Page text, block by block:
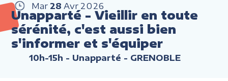
Mar 28 Avr 2026
Unapparté - Vieillir en toute
sérénité, c'est aussi bien
s'informer et s'équiper
10h-15h - Unapparté - GRENOBLE